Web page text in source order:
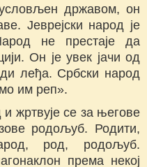
државом, он
Јеврејски народ је
не престаје да
Он је увек јачи од
леђа. Србски народ
им реп».
и жртвује се за његове
родољуб. Родити,
род, родољуб.
према некој